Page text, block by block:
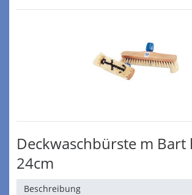
Deckwaschbürste m Bart
24cm
Beschreibung